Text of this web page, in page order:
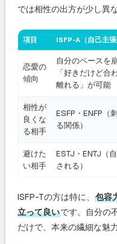
では相性の出方が少し異
項目 ISFP-A（自己主張
恋愛の
傾向
自分のペースを
「好きだけど合
離れる」が可能
相性が
良くな
る相手
ESFP・ENFP（
る関係）
避けた
い相手
ESTJ・ENTJ（
される）
ISFP-Tの方は特に、 包容
立って良いです。自分の
だけで、本来の繊細な魅